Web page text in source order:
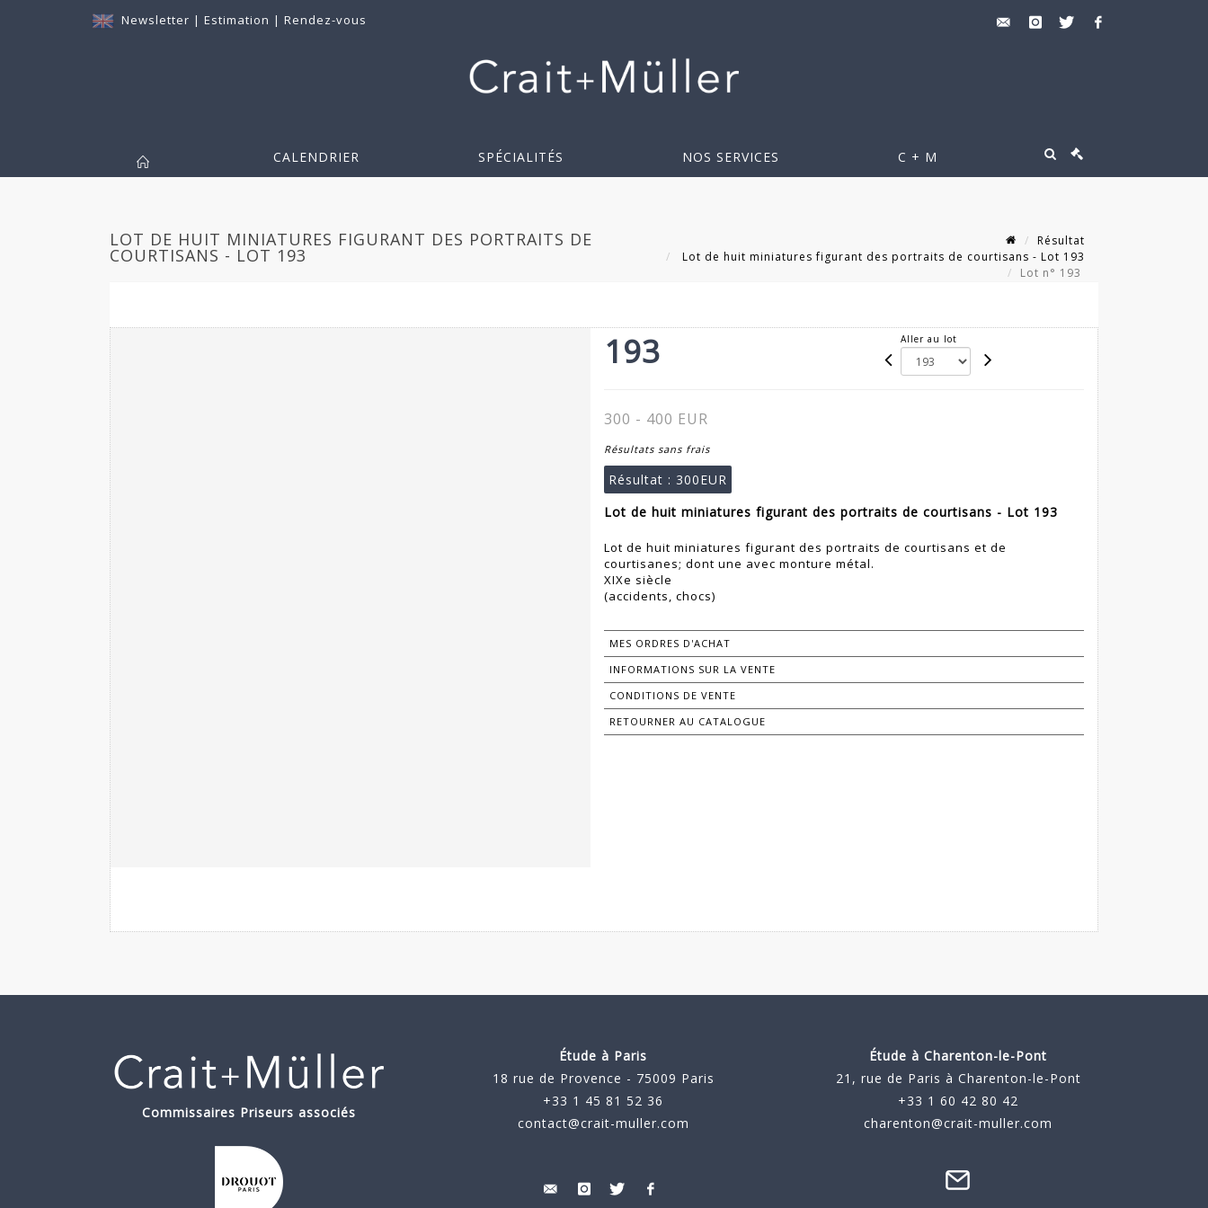
Newsletter | Estimation | Rendez-vous
CALENDRIER SPÉCIALITÉS NOS SERVICES C + M
LOT DE HUIT MINIATURES FIGURANT DES PORTRAITS DE
COURTISANS - LOT 193
Résultat
Lot de huit miniatures figurant des portraits de courtisans - Lot 193
Lot n° 193
193 Aller au lot
300 - 400 EUR
Résultats sans frais
Résultat : 300EUR
Lot de huit miniatures figurant des portraits de courtisans - Lot 193
Lot de huit miniatures figurant des portraits de courtisans et de
courtisanes; dont une avec monture métal.
XIXe siècle
(accidents, chocs)
MES ORDRES D'ACHAT
INFORMATIONS SUR LA VENTE
CONDITIONS DE VENTE
RETOURNER AU CATALOGUE
Commissaires Priseurs associés
Étude à Paris
18 rue de Provence - 75009 Paris
+33 1 45 81 52 36
contact@crait-muller.com
Étude àCharenton-le-Pont
21, rue de Paris à Charenton-le-Pont
+33 1 60 42 80 42
charenton@crait-muller.com